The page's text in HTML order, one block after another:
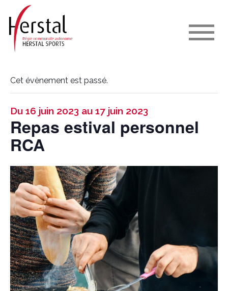
Cet évènement est passé.
Du 16 juin 2023 au 17 juin 2023
Repas estival personnel
RCA